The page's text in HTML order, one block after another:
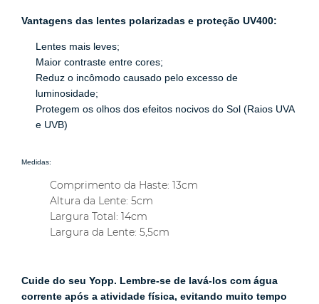
Vantagens das lentes polarizadas e proteção UV400:
Lentes mais leves;
Maior contraste entre cores;
Reduz o incômodo causado pelo excesso de
luminosidade;
Protegem os olhos dos efeitos nocivos do Sol (Raios UVA
e UVB)
Medidas:
Comprimento da Haste: 13cm
Altura da Lente: 5cm
Largura Total: 14cm
Largura da Lente: 5,5cm
Cuide do seu Yopp. Lembre-se de lavá-los com água
corrente após a atividade física, evitando muito tempo